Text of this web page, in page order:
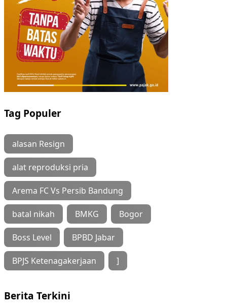
Tag Populer
alasan Resign
alat reproduksi pria
Arema FC Vs Persib Bandung
batal nikah BMKG Bogor
Boss Level BPBD Jabar
BPJS Ketenagakerjaan ]
Berita Terkini